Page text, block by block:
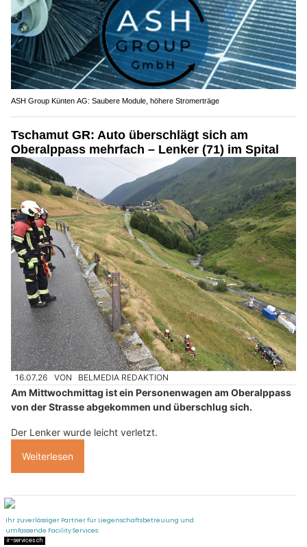
ASH Group Künten AG: Saubere Module, höhere Stromerträge
Tschamut GR: Auto überschlägt sich am
Oberalppass mehrfach – Lenker (71) im Spital
16.07.26 VON BELMEDIA REDAKTION
Am Mittwochmittag ist ein Personenwagen am Oberalppass
von der Strasse abgekommen und überschlug sich.
Der Lenker wurde leicht verletzt.
Weiterlesen